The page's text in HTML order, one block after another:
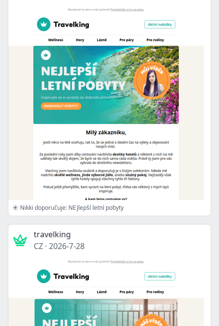
☀️ Nikki doporučuje: NEJlepší letní pobyty
travelking
CZ · 2026-7-28